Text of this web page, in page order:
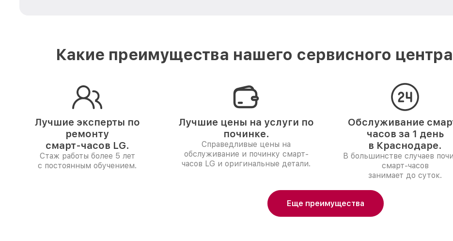
Какие преимущества нашего сервисного
Лучшие эксперты по
ремонту
смарт-часов LG.
Стаж работы более 5 лет
с постоянным обучением.
Лучшие цены на услуги по
починке.
Справедливые цены на
обслуживание и починку смарт-
часов LG и оригинальные детали.
Обслуживание
часов за 1 день
в Краснодаре.
В большинстве случаев
смарт-часов
занимает до суток.
Еще преимущества